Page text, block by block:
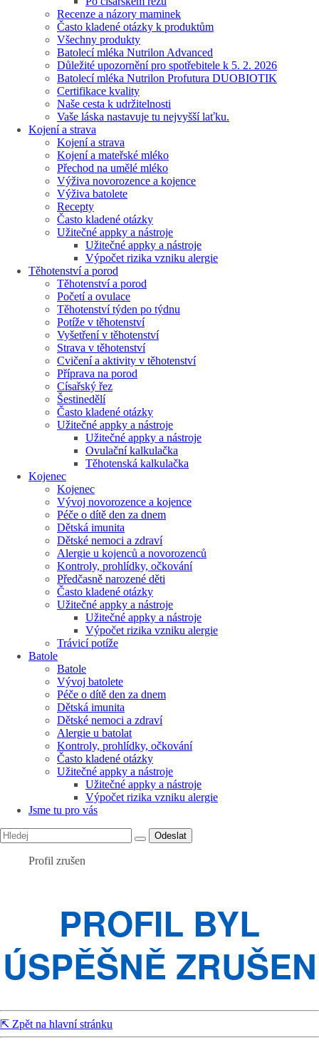
Recenze a názory maminek
Často kladené otázky k produktům
Všechny produkty
Batolecí mléka Nutrilon Advanced
Důležité upozornění pro spotřebitele k 5. 2. 2026
Batolecí mléka Nutrilon Profutura DUOBIOTIK
Certifikace kvality
Naše cesta k udržitelnosti
Vaše láska nastavuje tu nejvyšší laťku.
Kojení a strava
Kojení a strava
Kojení a mateřské mléko
Přechod na umělé mléko
Výživa novorozence a kojence
Výživa batolete
Recepty
Často kladené otázky
Užitečné appky a nástroje
Užitečné appky a nástroje
Výpočet rizika vzniku alergie
Těhotenství a porod
Těhotenství a porod
Početí a ovulace
Těhotenství týden po týdnu
Potíže v těhotenství
Vyšetření v těhotenství
Strava v těhotenství
Cvičení a aktivity v těhotenství
Příprava na porod
Císařský řez
Šestinedělí
Často kladené otázky
Užitečné appky a nástroje
Užitečné appky a nástroje
Ovulační kalkulačka
Těhotenská kalkulačka
Kojenec
Kojenec
Vývoj novorozence a kojence
Péče o dítě den za dnem
Dětská imunita
Dětské nemoci a zdraví
Alergie u kojenců a novorozenců
Kontroly, prohlídky, očkování
Předčasně narozené děti
Často kladené otázky
Užitečné appky a nástroje
Užitečné appky a nástroje
Výpočet rizika vzniku alergie
Trávicí potíže
Batole
Batole
Vývoj batolete
Péče o dítě den za dnem
Dětská imunita
Dětské nemoci a zdraví
Alergie u batolat
Kontroly, prohlídky, očkování
Často kladené otázky
Užitečné appky a nástroje
Užitečné appky a nástroje
Výpočet rizika vzniku alergie
Jsme tu pro vás
Odeslat
Profil zrušen
PROFIL BYL
ÚSPĚŠNĚ ZRUŠEN
⇱ Zpět na hlavní stránku